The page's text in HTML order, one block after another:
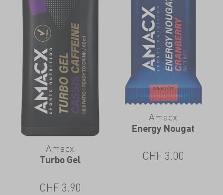
Amacx
Turbo Gel
CHF 3.90
Amacx
Energy Nougat
CHF 3.00